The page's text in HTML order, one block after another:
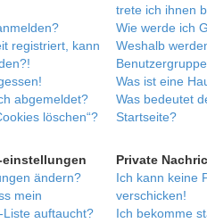
registriert, kann
abgemeldet?
löschen“?
einstellungen
ändern?
mein
auftaucht?
trete ich ihnen
Wie werde ich
Weshalb
Was ist eine
Was bedeutet
Startseite?
Private
Ich kann keine
verschicken!
Ich bekomme